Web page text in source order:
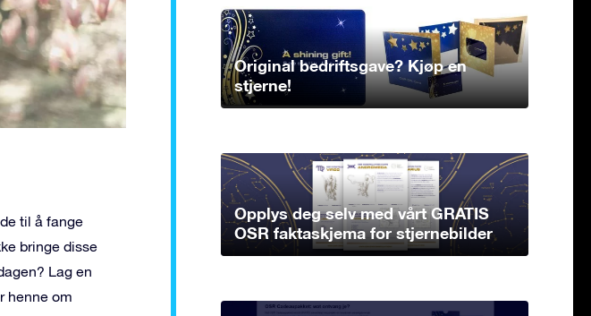
til å fange
bringe disse
Lag en
henne om
Original bedriftsgave? Kjøp en
stjerne!
Opplys deg selv med vårt GRATIS
OSR faktaskjema for stjernebilder